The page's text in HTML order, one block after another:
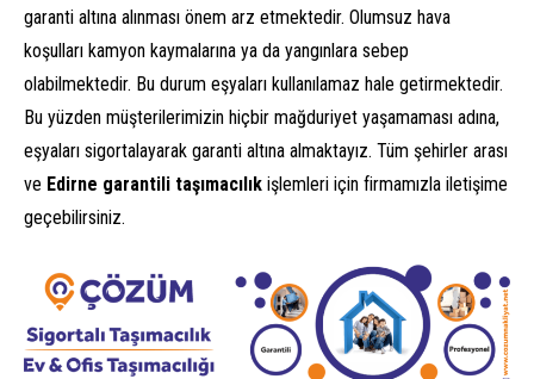
garanti altına alınması önem arz etmektedir. Olumsuz hava
koşulları kamyon kaymalarına ya da yangınlara sebep
olabilmektedir. Bu durum eşyaları kullanılamaz hale getirmektedir.
Bu yüzden müşterilerimizin hiçbir mağduriyet yaşamaması adına,
eşyaları sigortalayarak garanti altına almaktayız. Tüm şehirler arası
ve Edirne garantili taşımacılık işlemleri için firmamızla iletişime
geçebilirsiniz.